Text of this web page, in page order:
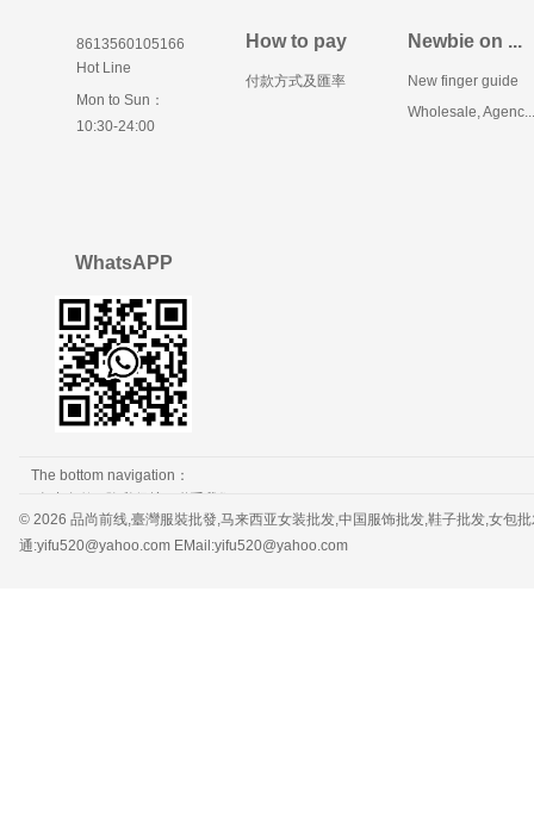
8613560105166
Hot Line
Mon to Sun：
10:30-24:00
How to pay
付款方式及匯率
Newbie on ...
New finger guide
Wholesale, Agenc...
WhatsAPP
The bottom navigation：
免责条款
隐私保护
联系我们
© 2026 品尚前线,臺灣服裝批發,马来西亚女装批发,中国服饰批发,鞋子批发,女
通:yifu520@yahoo.com EMail:yifu520@yahoo.com